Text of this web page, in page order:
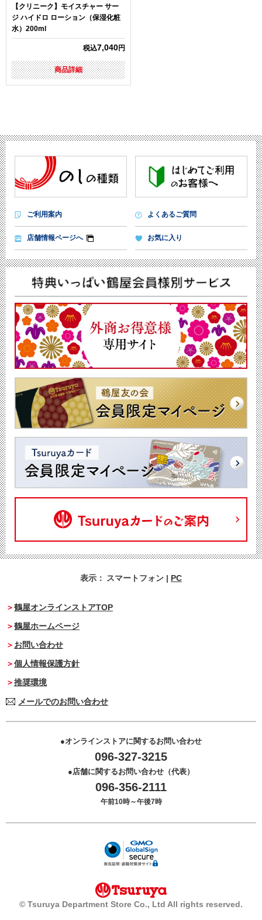
【クリニーク】モイスチャー サー
ジ ハイドロ ローション（保湿化粧
水）200ml
税込7,040円
商品詳細
ご利用案内 よくあるご質問
店舗情報ページへ お気に入り
表示： スマートフォン | PC
鶴屋オンラインストアTOP
鶴屋ホームページ
お問い合わせ
個人情報保護方針
推奨環境
メールでのお問い合わせ
オンラインストアに関するお問い合わせ
096-327-3215
店舗に関するお問い合わせ（代表）
096-356-2111
午前10時～午後7時
© Tsuruya Department Store Co., Ltd All rights reserved.